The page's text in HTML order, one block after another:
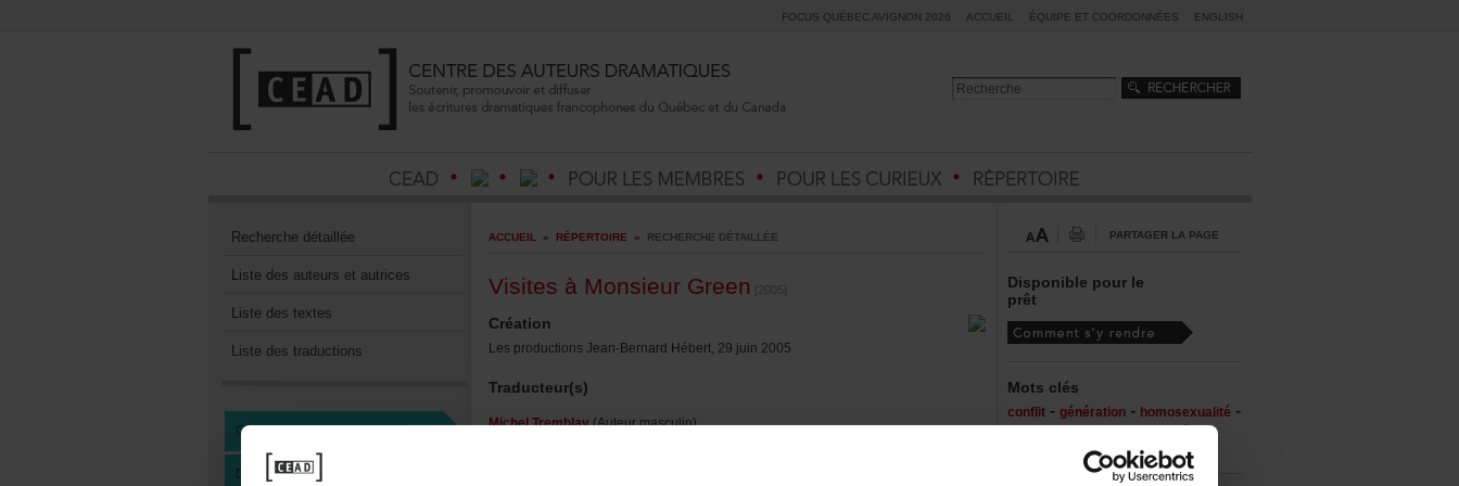
FOCUSQUÉBECAVIGNON2026 ACCUEIL ÉQUIPEETCOORDONNÉES ENGLISH
Recherchedétaillée
Listedesauteursetautrices
Listedestextes
Listedestraductions
CENTREDEDOCUMENTATION
DEVENIRMEMBREDUCEAD
ACCUEIL » RÉPERTOIRE » RECHERCHEDÉTAILLÉE
VisitesàMonsieurGreen [2005]
Création
LesproductionsJean-BernardHébert,29juin2005
Traducteur(s)
MichelTremblay(Auteurmasculin)
PARTAGERLAPAGE
Disponiblepourle
prêt
Motsclés
conflit- génération- homosexualité -
- - -